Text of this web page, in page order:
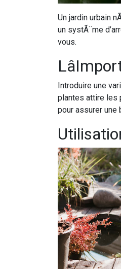
Un jardin urbain
un systÃ¨me
vous.
Introduire une
plantes attire
pour assurer une